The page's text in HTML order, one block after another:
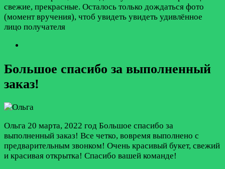
свежие, прекрасные. Осталось только дождаться фото
(момент вручения), чтоб увидеть увидеть удивлённое
лицо получателя
Большое спасибо за выполненный
заказ!
Ольга 20 марта, 2022 год Большое спасибо за
выполненный заказ! Все четко, вовремя выполнено с
предварительным звонком! Очень красивый букет, свежий
и красивая открытка! Спасибо вашей команде!